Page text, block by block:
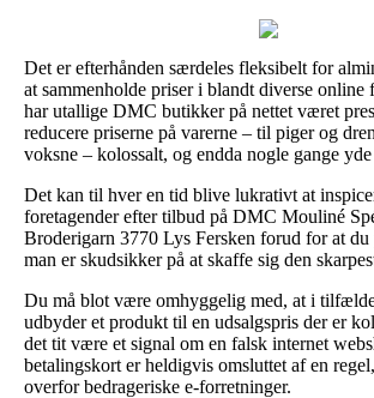
Det er efterhånden særdeles fleksibelt for
at sammenholde priser i blandt diverse online
har utallige DMC butikker på nettet været
reducere priserne på varerne – til piger og
voksne – kolossalt, og endda nogle gange
Det kan til hver en tid blive lukrativt at
foretagender efter tilbud på DMC Mouliné
Broderigarn 3770 Lys Fersken forud for at du
man er skudsikker på at skaffe sig den
Du må blot være omhyggelig med, at i
udbyder et produkt til en udsalgspris der er
det tit være et signal om en falsk internet
betalingskort er heldigvis omsluttet af en
overfor bedrageriske e-forretninger.